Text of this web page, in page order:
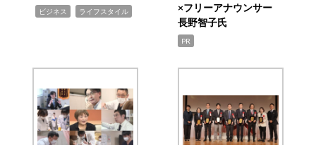
ビジネス ライフスタイル
×フリーアナウンサー
長野智子氏
PR